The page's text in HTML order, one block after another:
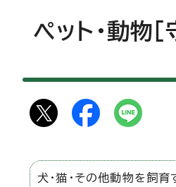
ペット・動物［
犬・猫・その他動物を飼